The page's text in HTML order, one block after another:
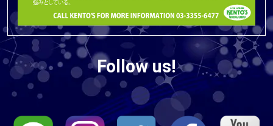
Follow us!